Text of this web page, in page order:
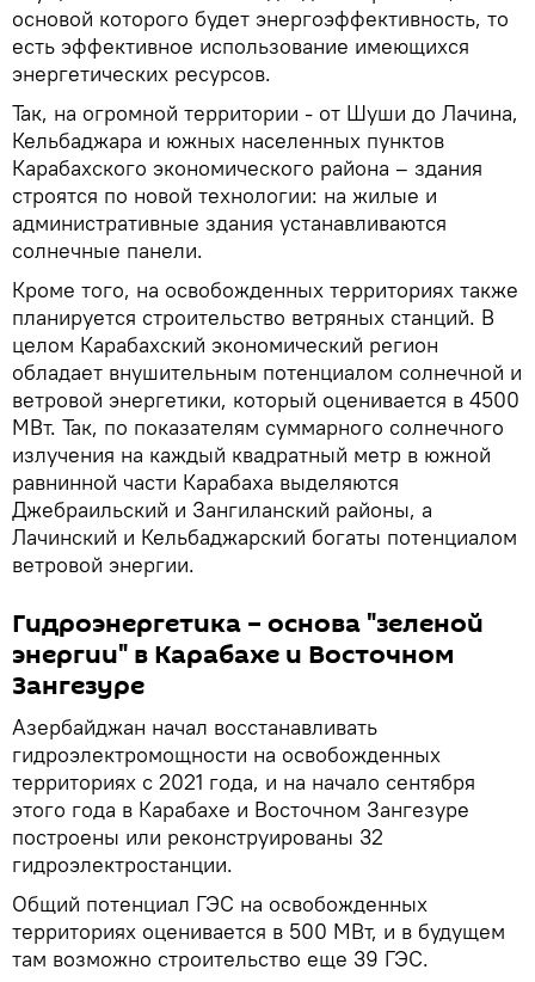
основой которого будет энергоэффективность, то
есть эффективное использование имеющихся
энергетических ресурсов.
Так, на огромной территории - от Шуши до Лачина,
Кельбаджара и южных населенных пунктов
Карабахского экономического района – здания
строятся по новой технологии: на жилые и
административные здания устанавливаются
солнечные панели.
Кроме того, на освобожденных территориях также
планируется строительство ветряных станций. В
целом Карабахский экономический регион
обладает внушительным потенциалом солнечной и
ветровой энергетики, который оценивается в 4500
МВт. Так, по показателям суммарного солнечного
излучения на каждый квадратный метр в южной
равнинной части Карабаха выделяются
Джебраильский и Зангиланский районы, а
Лачинский и Кельбаджарский богаты потенциалом
ветровой энергии.
Гидроэнергетика – основа "зеленой
энергии" в Карабахе и Восточном
Зангезуре
Азербайджан начал восстанавливать
гидроэлектромощности на освобожденных
территориях с 2021 года, и на начало сентября
этого года в Карабахе и Восточном Зангезуре
построены или реконструированы 32
гидроэлектростанции.
Общий потенциал ГЭС на освобожденных
территориях оценивается в 500 МВт, и в будущем
там возможно строительство еще 39 ГЭС.